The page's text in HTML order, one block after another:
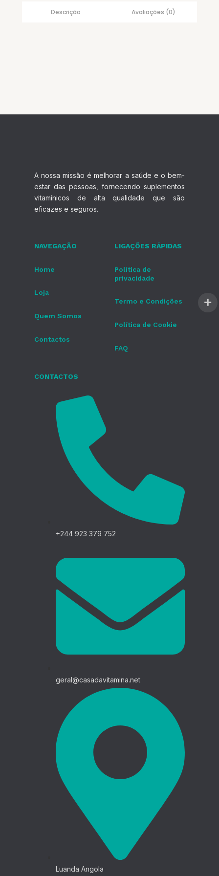
Descrição Avaliações (0)
A nossa missão é melhorar a saúde e o bem-
estar das pessoas, fornecendo suplementos
vitamínicos de alta qualidade que são
eficazes e seguros.
NAVEGAÇÃO
Home
Loja
Quem Somos
Contactos
LIGAÇÕES RÁPIDAS
Política de
privacidade
Termo e Condições
Política de Cookie
FAQ
CONTACTOS
+244 923 379 752
geral@casadavitamina.net
Luanda Angola